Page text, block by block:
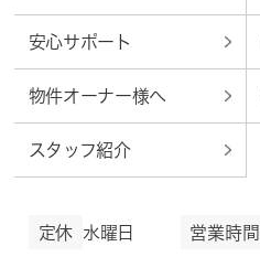
安心サポート
物件オーナー様へ
スタッフ紹介
定休 水曜日 営業時間